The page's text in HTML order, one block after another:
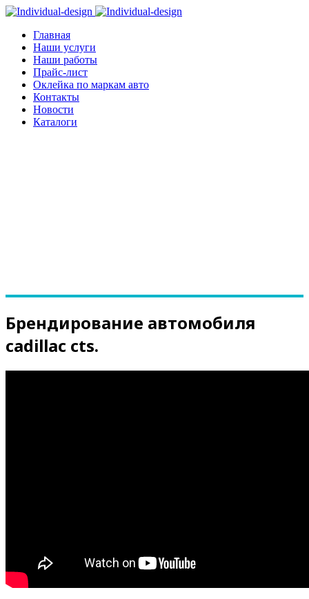
Главная
Наши услуги
Наши работы
Прайс-лист
Оклейка по маркам авто
Контакты
Новости
Каталоги
Брендирование автомобиля
cadillac cts.